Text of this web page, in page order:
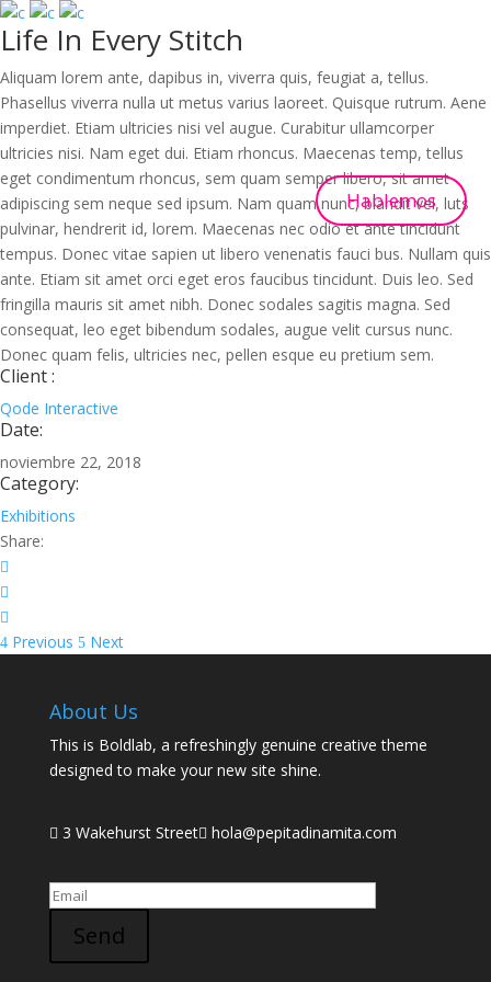
Hablemos
Life In Every Stitch
Aliquam lorem ante, dapibus in, viverra quis, feugiat a, tellus.
Phasellus viverra nulla ut metus varius laoreet. Quisque rutrum. Aene
imperdiet. Etiam ultricies nisi vel augue. Curabitur ullamcorper
ultricies nisi. Nam eget dui. Etiam rhoncus. Maecenas temp, tellus
eget condimentum rhoncus, sem quam semper libero, sit amet
adipiscing sem neque sed ipsum. Nam quam nunc, blandit vel, luts
pulvinar, hendrerit id, lorem. Maecenas nec odio et ante tincidunt
tempus. Donec vitae sapien ut libero venenatis fauci bus. Nullam quis
ante. Etiam sit amet orci eget eros faucibus tincidunt. Duis leo. Sed
fringilla mauris sit amet nibh. Donec sodales sagitis magna. Sed
consequat, leo eget bibendum sodales, augue velit cursus nunc.
Donec quam felis, ultricies nec, pellen esque eu pretium sem.
Client :
Qode Interactive
Date:
noviembre 22, 2018
Category:
Exhibitions
Share:
Previous Next
About Us
This is Boldlab, a refreshingly genuine creative theme
designed to make your new site shine.
3 Wakehurst Street hola@pepitadinamita.com
Send